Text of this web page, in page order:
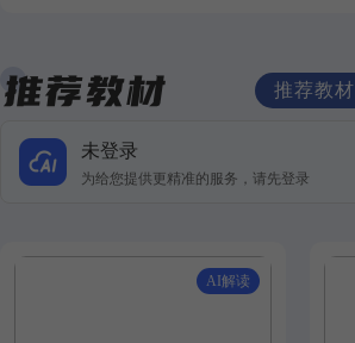
推荐教材
未登录
为给您提供更精准的服务，请先登录
AI解读